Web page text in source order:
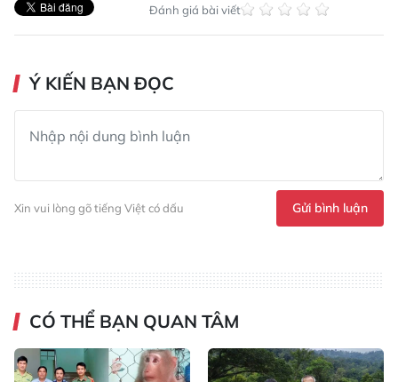
Đánh giá bài viết
Ý KIẾN BẠN ĐỌC
Xin vui lòng gõ tiếng Việt có dấu Gửi bình luận
CÓ THỂ BẠN QUAN TÂM